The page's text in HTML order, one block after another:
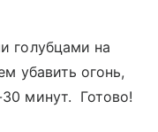
голубцами на
убавить огонь,
минут. Готово!